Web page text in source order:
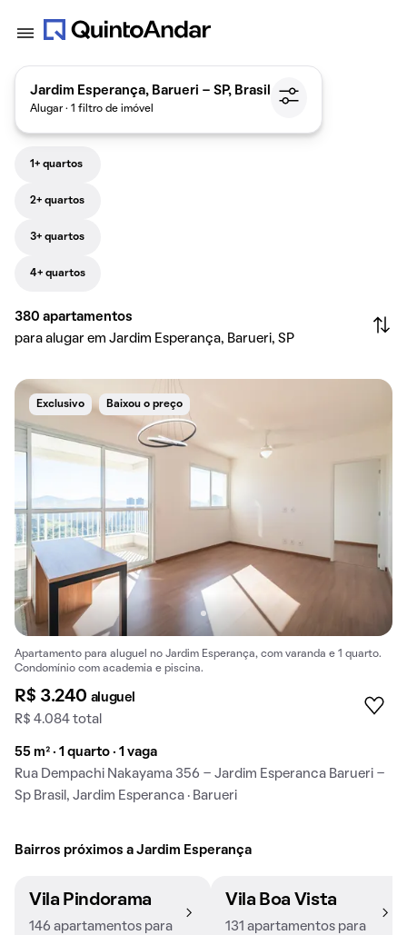
Jardim Esperança, Barueri - SP, Brasil
Alugar · 1 filtro de imóvel
1+ quartos
2+ quartos
3+ quartos
4+ quartos
380 apartamentos
para alugar em Jardim Esperança, Barueri, SP
Exclusivo Baixou o preço
Apartamento para aluguel no Jardim Esperança, com varanda e 1 quarto.
Condomínio com academia e piscina.
R$ 3.240 aluguel
R$ 4.084 total
55 m² · 1 quarto · 1 vaga
Rua Dempachi Nakayama 356 - Jardim Esperanca Barueri -
Sp Brasil, Jardim Esperanca · Barueri
Bairros próximos a Jardim Esperança
Vila Pindorama
146 apartamentos para
Vila Boa Vista
131 apartamentos para